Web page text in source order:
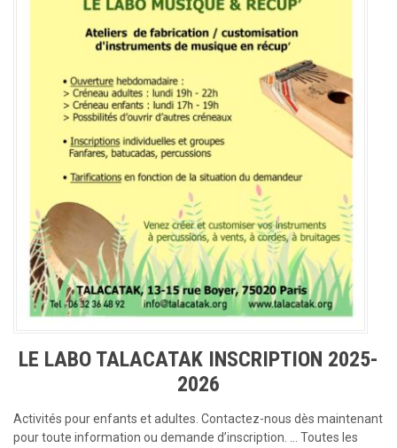
LE LABO TALACATAK INSCRIPTION 2025-
2026
Activités pour enfants et adultes. Contactez-nous dès maintenant
pour toute information ou demande d’inscription. … Toutes les